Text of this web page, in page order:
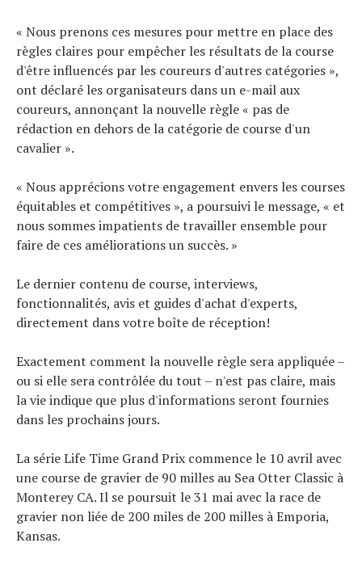
« Nous prenons ces mesures pour mettre en place des
règles claires pour empêcher les résultats de la course
d'être influencés par les coureurs d'autres catégories »,
ont déclaré les organisateurs dans un e-mail aux
coureurs, annonçant la nouvelle règle « pas de
rédaction en dehors de la catégorie de course d'un
cavalier ».
« Nous apprécions votre engagement envers les courses
équitables et compétitives », a poursuivi le message, « et
nous sommes impatients de travailler ensemble pour
faire de ces améliorations un succès. »
Le dernier contenu de course, interviews,
fonctionnalités, avis et guides d'achat d'experts,
directement dans votre boîte de réception!
Exactement comment la nouvelle règle sera appliquée –
ou si elle sera contrôlée du tout – n'est pas claire, mais
la vie indique que plus d'informations seront fournies
dans les prochains jours.
La série Life Time Grand Prix commence le 10 avril avec
une course de gravier de 90 milles au Sea Otter Classic à
Monterey CA. Il se poursuit le 31 mai avec la race de
gravier non liée de 200 miles de 200 milles à Emporia,
Kansas.